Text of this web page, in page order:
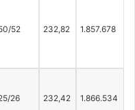
52 232,82 1.857.678
26 232,42 1.866.534